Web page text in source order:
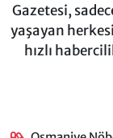
Gazetesi,
yaşayan
hızlı